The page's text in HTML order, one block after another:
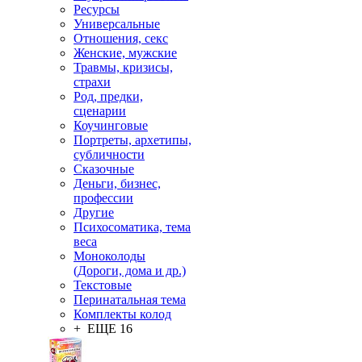
Ресурсы
Универсальные
Отношения, секс
Женские, мужские
Травмы, кризисы,
страхи
Род, предки,
сценарии
Коучинговые
Портреты, архетипы,
субличности
Сказочные
Деньги, бизнес,
профессии
Другие
Психосоматика, тема
веса
Моноколоды
(Дороги, дома и др.)
Текстовые
Перинатальная тема
Комплекты колод
+ ЕЩЕ 16